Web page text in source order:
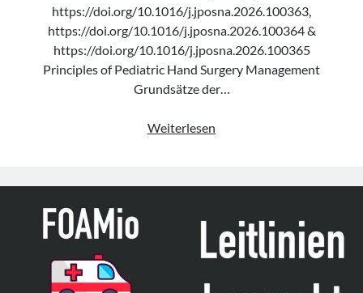
https://doi.org/10.1016/j.jposna.2026.100363,
https://doi.org/10.1016/j.jposna.2026.100364 &
https://doi.org/10.1016/j.jposna.2026.100365
Principles of Pediatric Hand Surgery Management
Grundsätze der…
Weiterlesen
Pediatric
Injuries
in
the